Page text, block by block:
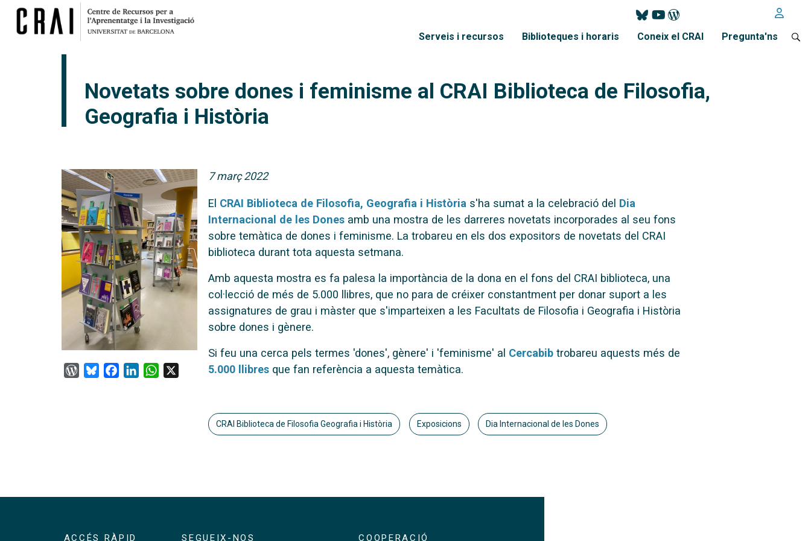
Menú principal
Serveis i recursos Biblioteques i horaris Coneix el CRAI Pregunta'ns
Novetats sobre dones i feminisme al CRAI Biblioteca de Filosofia,
Geografia i Història
WordPress
BlueskyFacebook
LinkedInWhatsApp
7 març 2022
El CRAI Biblioteca de Filosofia, Geografia i Història s'ha sumat a la celebració del Dia
Internacional de les Dones amb una mostra de les darreres novetats incorporades al seu fons
sobre temàtica de dones i feminisme. La trobareu en els dos expositors de novetats del CRAI
biblioteca durant tota aquesta setmana.
Amb aquesta mostra es fa palesa la importància de la dona en el fons del CRAI biblioteca, una
col·lecció de més de 5.000 llibres, que no para de créixer constantment per donar suport a les
assignatures de grau i màster que s'imparteixen a les Facultats de Filosofia i Geografia i Història
sobre dones i gènere.
Si feu una cerca pels termes 'dones', gènere' i 'feminisme' al Cercabib trobareu aquests més de
5.000 llibres que fan referència a aquesta temàtica.
CRAI Biblioteca de Filosofia Geografia i Història Exposicions Dia Internacional de les Dones
ACCÉS RÀPID SEGUEIX-NOS COOPERACIÓ